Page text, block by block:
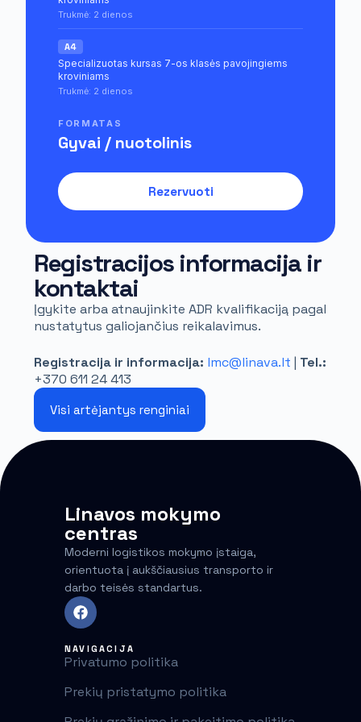
Trukmė: 2 dienos
A4
Specializuotas kursas 7-os klasės pavojingiems
kroviniams
Trukmė: 2 dienos
FORMATAS
Gyvai / nuotolinis
Rezervuoti
Registracijos informacija ir
kontaktai
Įgykite arba atnaujinkite ADR kvalifikaciją pagal
nustatytus galiojančius reikalavimus.
Registracija ir informacija: lmc@linava.lt | Tel.:
+370 611 24 413
Visi artėjantys renginiai
Linavos mokymo
centras
Moderni logistikos mokymo įstaiga,
orientuota į aukščiausius transporto ir
darbo teisės standartus.
NAVIGACIJA
Privatumo politika
Prekių pristatymo politika